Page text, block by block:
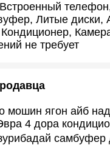
Литые диски,
не требует
мошин ягон айб
4 дора